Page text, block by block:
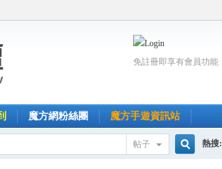
免註冊即享有會員功能
魔方網粉絲團 魔方手遊資訊站
帖子 熱搜: